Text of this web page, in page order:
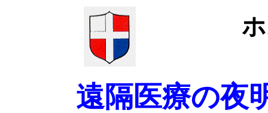
遠隔医療の夜